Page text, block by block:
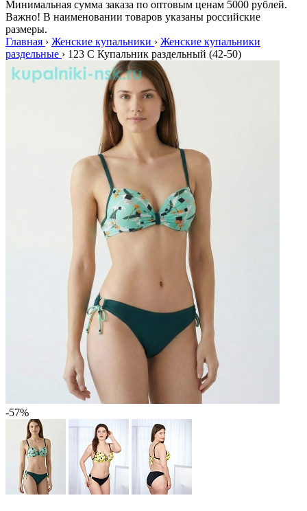
Минимальная сумма заказа по оптовым ценам 5000 рублей.
Важно! В наименовании товаров указаны российские
размеры.
Главная › Женские купальники › Женские купальники
раздельные › 123 C Купальник раздельный (42-50)
-57%